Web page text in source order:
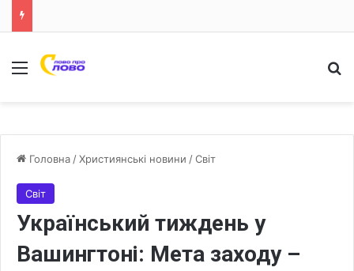
Меню
Головна /Християнські новини /Світ
Світ
Український тиждень у
Вашингтоні: Мета заходу –